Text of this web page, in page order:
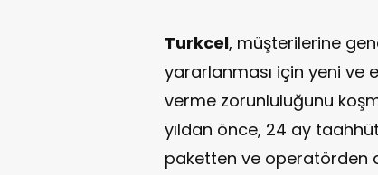
Turkcel, müşterilerine
yararlanması için yeni ve
verme zorunluluğunu
yıldan önce, 24 ay
paketten ve operatörden